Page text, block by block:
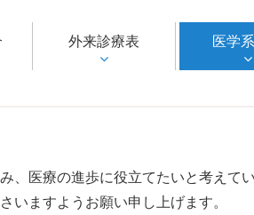
しています
各種証明書の発行
診療記録（カルテ等）
フロアMAP
外来診療表 医学
、医療の進歩に役立てたいと考えて
いますようお願い申し上げます。